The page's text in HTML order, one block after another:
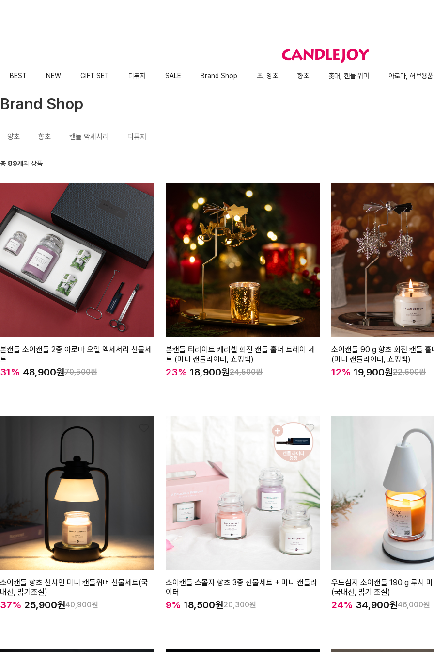
NEW GIFT SET SALE
BEST 디퓨저 Brand Shop 초, 양초 향초 촛대, 캔들 워머 아로마, 허브용품
Brand Shop
양초 향초 캔들 악세사리 디퓨저
총 89개의 상품
본캔들 소이캔들 2종 아로마 오일 액세서리 선물세
트
48,900 70,500
31%
본캔들 티라이트 캐러셀 회전 캔들 홀더 트레이 세
트 (미니 캔들라이터, 쇼핑백)
18,900 24,500
23%
소이캔들 90 g 향초 회전 캔들 홀
(미니 캔들라이터, 쇼핑백)
19,900 22,600
12%
소이캔들 향초 선샤인 미니 캔들워머 선물세트(국
내산, 밝기조절)
25,900 40,900
37%
소이캔들 스몰자 향초 3종 선물세트 + 미니 캔들라
이터
18,500 20,300
9%
우드심지 소이캔들 190 g 루시
(국내산, 밝기 조절)
34,900 46,000
24%